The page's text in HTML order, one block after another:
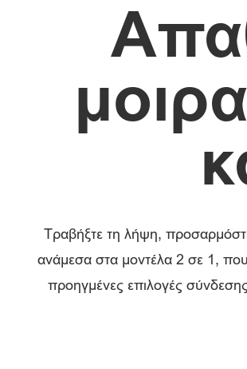
Τραβήξτε τη λήψη,
ανάμεσα στα μοντέλα 2 σε 1,
προηγμένες επιλογές